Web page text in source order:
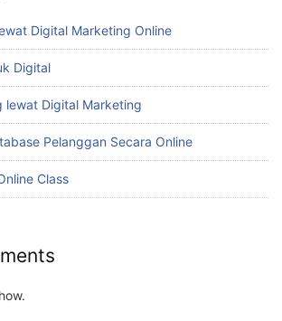
Digital Marketing Online
Digital
lewat Digital Marketing
Pelanggan Secara Online
Class